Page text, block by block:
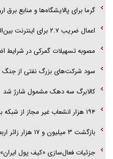
گرما برای پالایشگاه‌ها و منابع برق
اعمال ضریب ۲.۷ برای اینترنت بین‌الملل صحت ندارد
مصوبه تسهیلات گمرکی در شرایط
سود شرکت‌های بزرگ نفتی از جنگ
کالابرگ سه دهک مشمول شارژ شد
۱۹۴ هزار انشعاب غیر مجاز از شبکه برق جمع‌آوری شد
بازگشت ۳ میلیون و ۱۷ هزار زائر اربعین به کشور
جزئیات فعال‌سازی «کیف پول